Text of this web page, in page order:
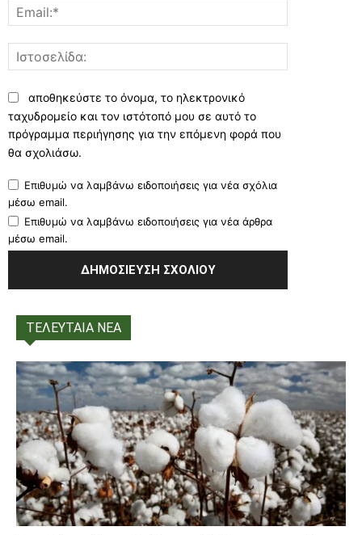
αποθηκεύστε το όνομα, το ηλεκτρονικό
ταχυδρομείο και τον ιστότοπό μου σε αυτό το
πρόγραμμα περιήγησης για την επόμενη φορά που
θα σχολιάσω.
Επιθυμώ να λαμβάνω ειδοποιήσεις για νέα σχόλια
μέσω email.
Επιθυμώ να λαμβάνω ειδοποιήσεις για νέα άρθρα
μέσω email.
ΤΕΛΕΥΤΑΙΑ ΝΕΑ